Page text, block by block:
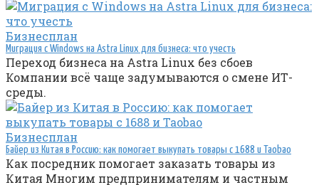
Бизнесплан
Миграция с Windows на Astra Linux для бизнеса: что учесть
Переход бизнеса на Astra Linux без сбоев
Компании всё чаще задумываются о смене ИТ-
среды.
Бизнесплан
Байер из Китая в Россию: как помогает выкупать товары с 1688 и Taobao
Как посредник помогает заказать товары из
Китая Многим предпринимателям и частным